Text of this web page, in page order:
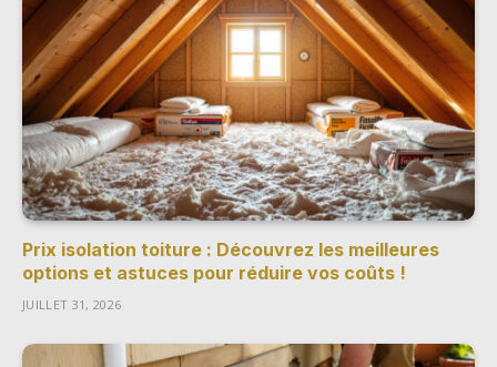
Prix isolation toiture : Découvrez les meilleures
options et astuces pour réduire vos coûts !
JUILLET 31, 2026